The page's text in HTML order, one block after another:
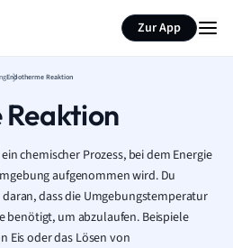
Zur App
Endotherme Reaktion
chemischer Prozess, bei dem Energie
aufgenommen wird. Du
dass die Umgebungstemperatur
benötigt, um abzulaufen. Beispiele
Eis oder das Lösen von